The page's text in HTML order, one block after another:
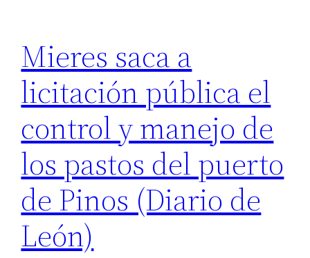
Mieres saca a
licitación pública el
control y manejo de
los pastos del puerto
de Pinos (Diario de
León)